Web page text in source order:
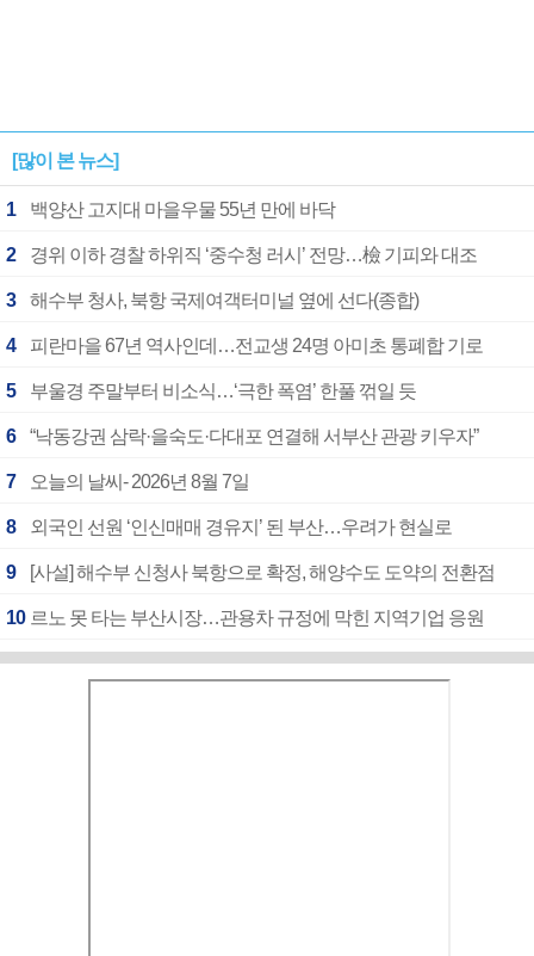
[많이 본 뉴스]
1 백양산 고지대 마을우물 55년 만에 바닥
2 경위 이하 경찰 하위직 ‘중수청 러시’ 전망…檢 기피와 대조
3 해수부 청사, 북항 국제여객터미널 옆에 선다(종합)
4 피란마을 67년 역사인데…전교생 24명 아미초 통폐합 기로
5 부울경 주말부터 비소식…‘극한 폭염’ 한풀 꺾일 듯
6 “낙동강권 삼락·을숙도·다대포 연결해 서부산 관광 키우자”
7 오늘의 날씨- 2026년 8월 7일
8 외국인 선원 ‘인신매매 경유지’ 된 부산…우려가 현실로
9 [사설] 해수부 신청사 북항으로 확정, 해양수도 도약의 전환점
10 르노 못 타는 부산시장…관용차 규정에 막힌 지역기업 응원